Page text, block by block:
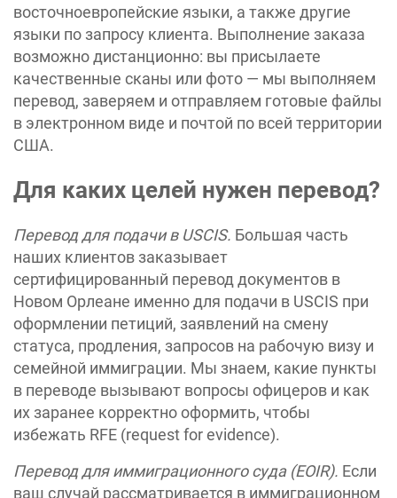
восточноевропейские языки, а также другие
языки по запросу клиента. Выполнение заказа
возможно дистанционно: вы присылаете
качественные сканы или фото — мы выполняем
перевод, заверяем и отправляем готовые файлы
в электронном виде и почтой по всей территории
США.
Для каких целей нужен перевод?
Перевод для подачи в USCIS. Большая часть
наших клиентов заказывает
сертифицированный перевод документов в
Новом Орлеане именно для подачи в USCIS при
оформлении петиций, заявлений на смену
статуса, продления, запросов на рабочую визу и
семейной иммиграции. Мы знаем, какие пункты
в переводе вызывают вопросы офицеров и как
их заранее корректно оформить, чтобы
избежать RFE (request for evidence).
Перевод для иммиграционного суда (EOIR). Если
ваш случай рассматривается в иммиграционном